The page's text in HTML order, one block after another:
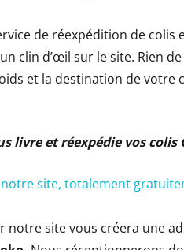
de réexpédition de colis
clin d’œil sur le site. Rien
et la destination de votre
livre et réexpédie vos
site, totalement
notre site vous créera une